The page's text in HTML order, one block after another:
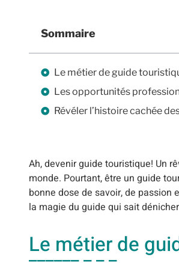
Sommaire
Le métier de guide
Les opportunités
Révéler l’histoire cachée
Ah, devenir guide touristique! Un
monde. Pourtant, être un guide
bonne dose de savoir, de passion
la magie du guide qui sait
Le métier de